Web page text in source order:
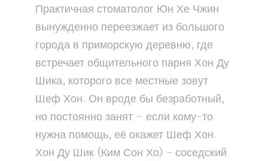
Практичная стоматолог Юн Хе Чжин
вынужденно переезжает из большого
города в приморскую деревню, где
встречает общительного парня Хон Ду
Шика, которого все местные зовут
Шеф Хон. Он вроде бы безработный,
но постоянно занят — если кому-то
нужна помощь, её окажет Шеф Хон.
Хон Ду Шик (Ким Сон Хо) – соседский